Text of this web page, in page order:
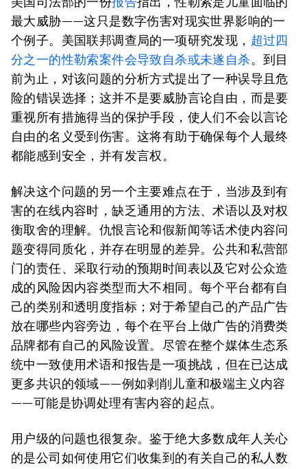
最大威胁——这只是数字伤害对现实世界影响的一
个例子。美国联邦调查局的一项研究发现， 超过四
分之一的性勒索案件会导致自杀或未遂自杀。到目
前为止，对该问题的分析方式提出了一种误导且危
险的错误选择；这并不是要威胁言论自由，而是要
重视所有措施得当的保护手段，使人们不会以言论
自由的名义受到伤害。这将有助于确保每个人最终
都能感到安全，并有发言权。
解决这个问题的另一个主要难点在于，当涉及到有
害的在线内容时，缺乏通用的方法、术语以及对权
衡取舍的理解。仇恨言论和假新闻等话术使内容问
题变得同质化，并存在明显的差异。公共和私营部
门的责任、采取行动的预期时间表以及它对公众造
成的风险因内容类型而大不相同。每个平台都有自
己的类别和透明度指标；对于希望自己的产品广告
放在哪些内容旁边，每个在平台上做广告的消费类
品牌都有自己的风险设置。尽管在整个媒体生态系
统中一致使用术语和报告是一项挑战，但在已达成
更多共识的领域——例如剥削儿童和极端主义内容
——可能是协调处理有害内容的起点。
用户级的问题也很复杂。鉴于绝大多数成年人关心
的是公司如何使用它们收集到的有关自己的私人数